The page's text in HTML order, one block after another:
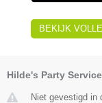
BEKIJK
Hilde's Party Service
Niet gevestigd in